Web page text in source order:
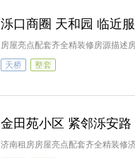
泺口商圈 天和园 临近
房屋亮点配套齐全精装修房源描述
天桥
整套
金田苑小区 紧邻泺安
济南租房房屋亮点配套齐全精装修